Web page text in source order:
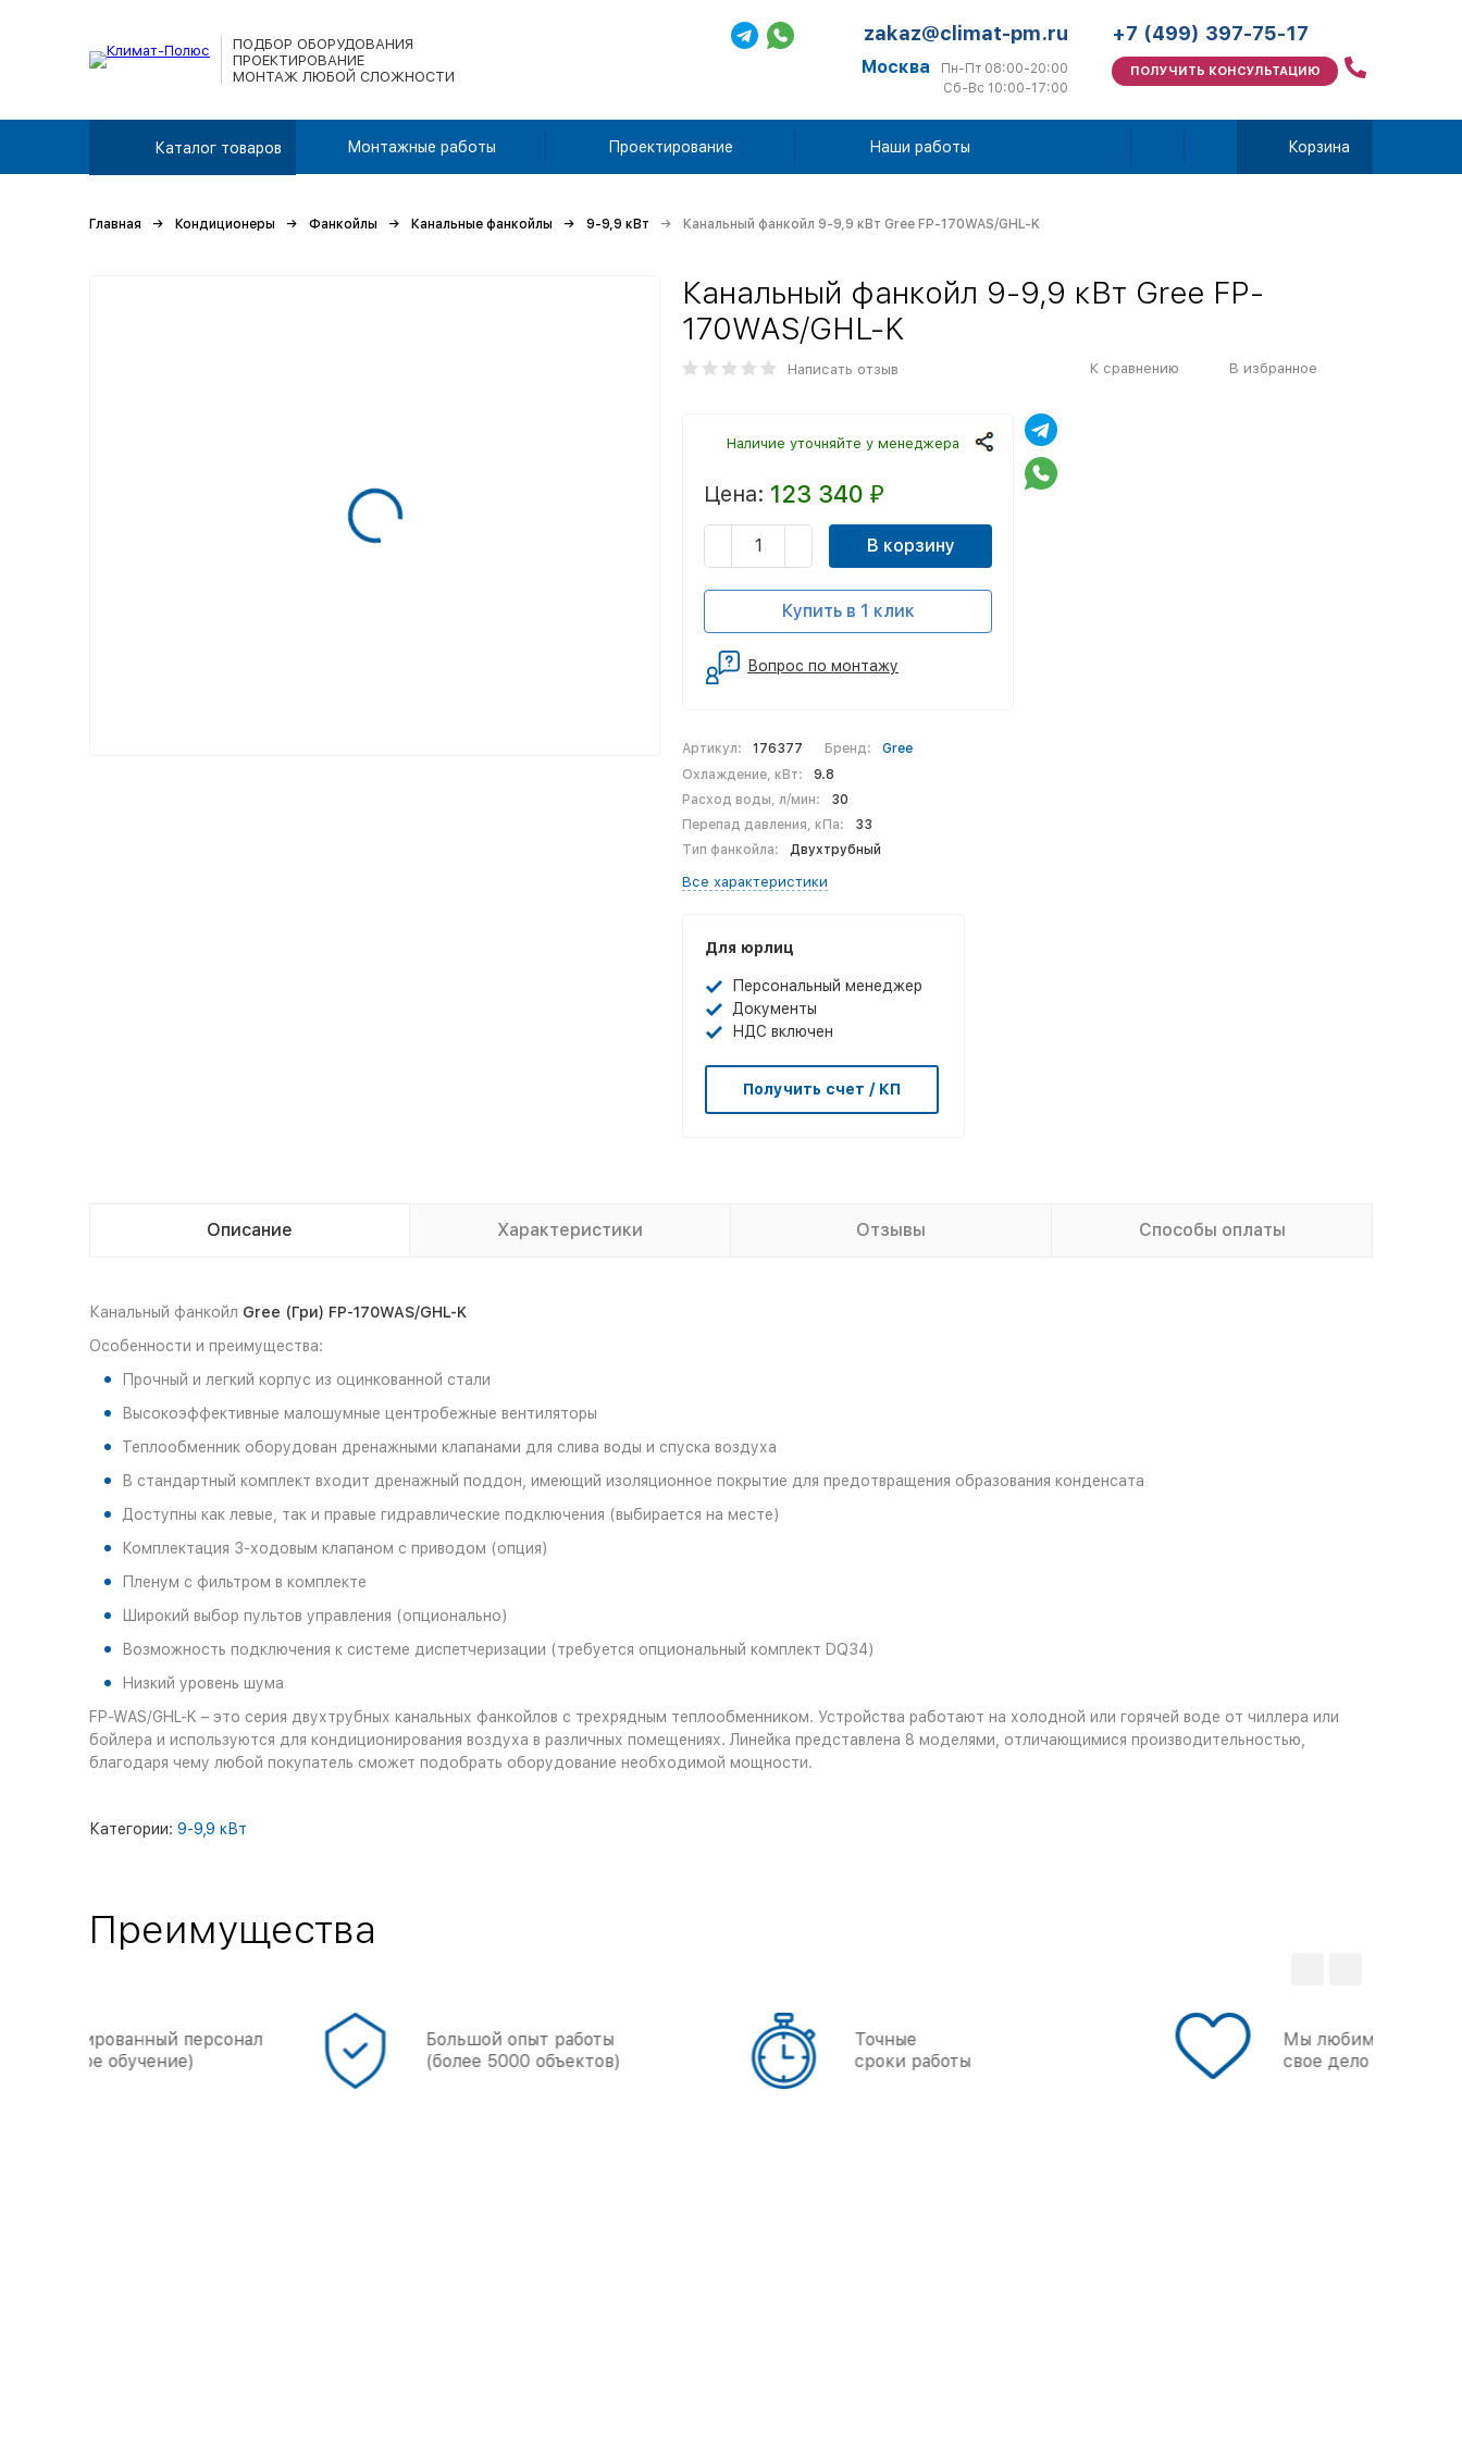
ПОДБОР ОБОРУДОВАНИЯ
ПРОЕКТИРОВАНИЕ
МОНТАЖ ЛЮБОЙ СЛОЖНОСТИ
zakaz@climat-pm.ru
Москва
Пн-Пт 08:00-20:00
Сб-Вс 10:00-17:00
+7 (499) 397-75-17
ПОЛУЧИТЬ КОНСУЛЬТАЦИЮ
Каталог товаров Монтажные работы Проектирование Наши работы Корзина
Главная Кондиционеры Фанкойлы Канальные фанкойлы 9-9,9 кВт Канальный фанкойл 9-9,9 кВт Gree FP-170WAS/GHL-K
Канальный фанкойл 9-9,9 кВт Gree FP-
170WAS/GHL-K
Написать отзыв К сравнению В избранное
Артикул: 176377 Бренд:
Gree
Охлаждение, кВт:
9.8
Расход воды, л/мин:
30
Перепад давления, кПа:
33
Тип фанкойла:
Двухтрубный
Все характеристики
Для юрлиц
Персональный менеджер
Документы
НДС включен
Получить счет / КП
Наличие уточняйте у менеджера
Цена: 123 340 ₽
В корзину
Купить в 1 клик
Вопрос по монтажу
Описание Характеристики Отзывы Способы оплаты
Канальный фанкойл Gree (Гри) FP-170WAS/GHL-K
Особенности и преимущества:
Прочный и легкий корпус из оцинкованной стали
Высокоэффективные малошумные центробежные вентиляторы
Теплообменник оборудован дренажными клапанами для слива воды и спуска воздуха
В стандартный комплект входит дренажный поддон, имеющий изоляционное покрытие для предотвращения образования конденсата
Доступны как левые, так и правые гидравлические подключения (выбирается на месте)
Комплектация 3-ходовым клапаном с приводом (опция)
Пленум с фильтром в комплекте
Широкий выбор пультов управления (опционально)
Возможность подключения к системе диспетчеризации (требуется опциональный комплект DQ34)
Низкий уровень шума
FP-WAS/GHL-K – это серия двухтрубных канальных фанкойлов с трехрядным теплообменником. Устройства работают на холодной или горячей воде от чиллера или
бойлера и используются для кондиционирования воздуха в различных помещениях. Линейка представлена 8 моделями, отличающимися производительностью,
благодаря чему любой покупатель сможет подобрать оборудование необходимой мощности.
Категории: 9-9,9 кВт
Преимущества
Большой опыт работы
(более 5000 объектов)